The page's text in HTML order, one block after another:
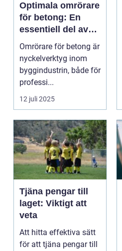
Optimala omrörare
för betong: En
essentiell del av
byggbranschen
Omrörare för betong är
nyckelverktyg inom
byggindustrin, både för
professi...
12 juli 2025
Tjäna pengar till
laget: Viktigt att
veta
Att hitta effektiva sätt
för att tjäna pengar till